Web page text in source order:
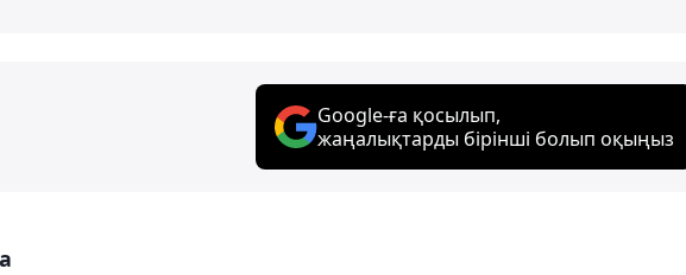
Google-ға қосылып,
жаңалықтарды бірінші болып оқыңыз